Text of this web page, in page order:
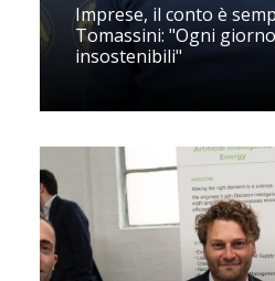
Imprese, il conto è
Tomassini: "Ogni
insostenibili"